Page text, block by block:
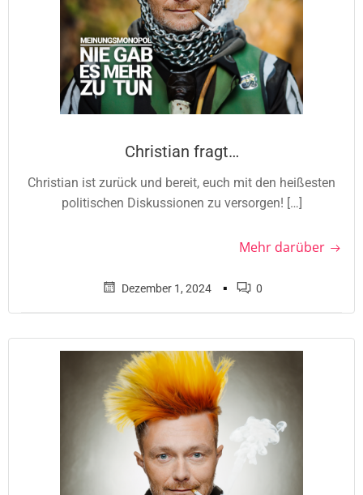
Christian fragt…
Christian ist zurück und bereit, euch mit den heißesten
politischen Diskussionen zu versorgen! […]
Mehr darüber
Dezember 1, 2024 ▪ 0